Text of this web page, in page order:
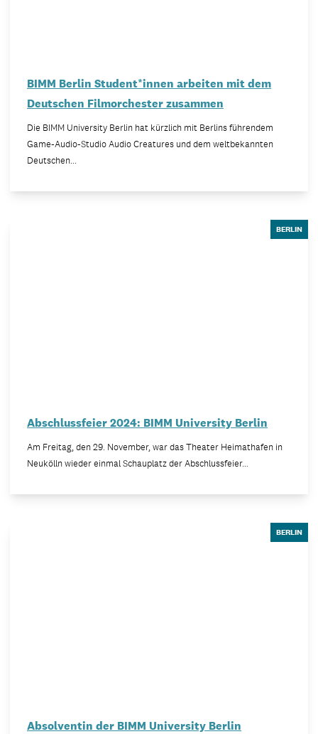
BIMM Berlin Student*innen arbeiten mit dem
Deutschen Filmorchester zusammen
Die BIMM University Berlin hat kürzlich mit Berlins führendem
Game-Audio-Studio Audio Creatures und dem weltbekannten
Deutschen…
BERLIN
Abschlussfeier 2024: BIMM University Berlin
Am Freitag, den 29. November, war das Theater Heimathafen in
Neukölln wieder einmal Schauplatz der Abschlussfeier…
BERLIN
Absolventin der BIMM University Berlin